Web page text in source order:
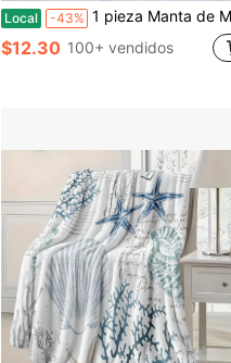
Local -43% 1 pieza Manta de Michael J. Jackson Regalos Mantas de franela ultra suaves para decoración de sala de estar, dormitorio, sofá, silla,
$12.30 100+ vendidos